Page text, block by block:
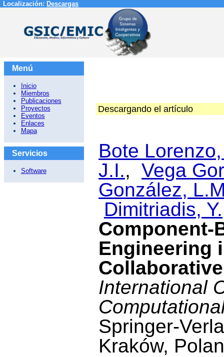
Localización: Descargas
Menú
Inicio
Miembros
Publicaciones
Proyectos
Eventos
Enlaces
Mapa
Servicios
Software
Descargando el artículo
Bote
J.I., Vega
González,
Dimitriadis, Y.
Component-
Engineering
International
Springer-
Kraków,